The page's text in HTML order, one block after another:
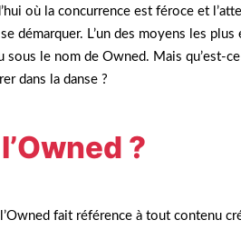
où la concurrence est féroce et
démarquer. L’un des moyens les
le nom de Owned. Mais qu’est-
dans la danse ?
?
fait référence à tout contenu